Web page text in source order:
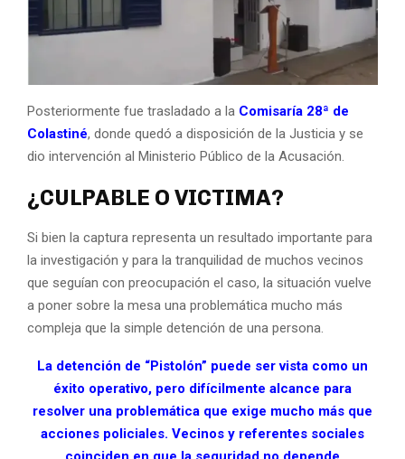
Posteriormente fue trasladado a la Comisaría 28ª de
Colastiné, donde quedó a disposición de la Justicia y se
dio intervención al Ministerio Público de la Acusación.
¿CULPABLE O VICTIMA?
Si bien la captura representa un resultado importante para
la investigación y para la tranquilidad de muchos vecinos
que seguían con preocupación el caso, la situación vuelve
a poner sobre la mesa una problemática mucho más
compleja que la simple detención de una persona.
La detención de “Pistolón” puede ser vista como un
éxito operativo, pero difícilmente alcance para
resolver una problemática que exige mucho más que
acciones policiales. Vecinos y referentes sociales